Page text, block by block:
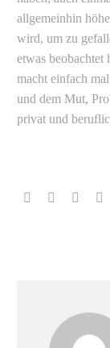
allgemeinhin
wird, um zu
etwas beobachtet
macht einfach
und dem Mut,
privat und